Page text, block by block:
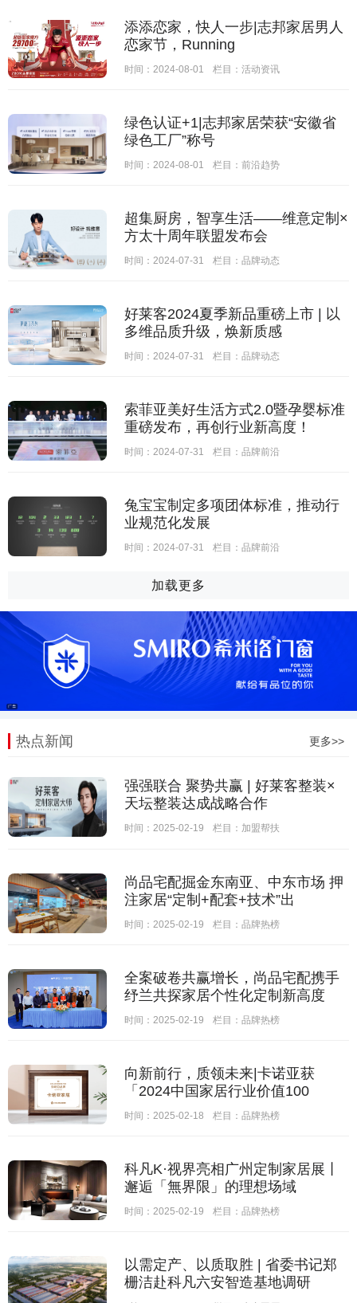
添添恋家，快人一步|志邦家居男人
恋家节，Running
时间：2024-08-01 栏目： 活动资讯
绿色认证+1|志邦家居荣获“安徽省
绿色工厂”称号
时间：2024-08-01 栏目： 前沿趋势
超集厨房，智享生活——维意定制×
方太十周年联盟发布会
时间：2024-07-31 栏目： 品牌动态
好莱客2024夏季新品重磅上市 | 以
多维品质升级，焕新质感
时间：2024-07-31 栏目： 品牌动态
索菲亚美好生活方式2.0暨孕婴标准
重磅发布，再创行业新高度！
时间：2024-07-31 栏目： 品牌前沿
兔宝宝制定多项团体标准，推动行
业规范化发展
时间：2024-07-31 栏目： 品牌前沿
加载更多
热点新闻 更多>>
强强联合 聚势共赢 | 好莱客整装×
天坛整装达成战略合作
时间：2025-02-19 栏目： 加盟帮扶
尚品宅配掘金东南亚、中东市场 押
注家居“定制+配套+技术”出
时间：2025-02-19 栏目： 品牌热榜
全案破卷共赢增长，尚品宅配携手
纾兰共探家居个性化定制新高度
时间：2025-02-19 栏目： 品牌热榜
向新前行，质领未来|卡诺亚获
「2024中国家居行业价值100
时间：2025-02-18 栏目： 品牌热榜
科凡K·视界亮相广州定制家居展丨
邂逅「無界限」的理想场域
时间：2025-02-19 栏目： 品牌热榜
以需定产、以质取胜 | 省委书记郑
栅洁赴科凡六安智造基地调研